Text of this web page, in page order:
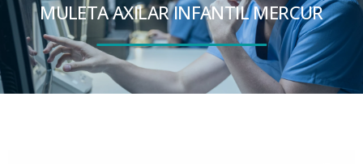
MULETA AXILAR INFANTIL MERCUR